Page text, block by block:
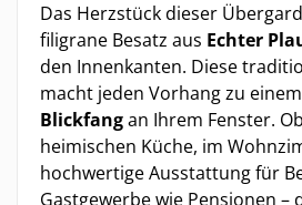
Das Herzstück dieser
filigrane Besatz aus Echter
den Innenkanten. Diese
macht jeden Vorhang zu
Blickfangan Ihrem Fenster.
heimischen Küche, im
hochwertige Ausstattung für
Gastgewerbe wie Pensionen –